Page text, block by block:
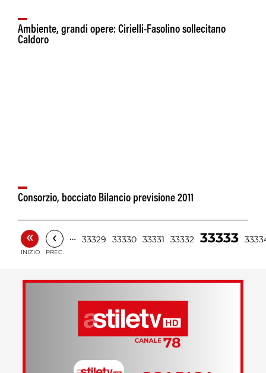
Ambiente, grandi opere: Cirielli-Fasolino sollecitano
Caldoro
Consorzio, bocciato Bilancio previsione 2011
«
INIZIO
‹
PREC.
… 33329 33330 33331 33332 33333